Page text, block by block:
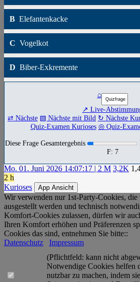
B Elefantenkacke
C Vogelkot
D Biber-Exkremente
⌂
↗ Live-
⇄ Nächste ▧ Nächste mit Bild ↻ Nächste
Quiz-Examen Kurioses ◎ Quiz-
Diese Frage Gesamtergebnis
F: 7
Mo. 01. Juni 2026 14:07:17 | 2 M 3,2K
2 h
Kurioses
App Ansicht
Wir verwenden nur 1st-Party-Cookies, die
ausgestellt werden und technisch
Komfort-Cookies zulassen, dürfen wir
Ihren Komfort erhöhen und Präferenzen
Cookies das sind, entnehmen Sie bitte::
Datenschutz
Impressum
(Pflichtfeld: kann nicht
Notwendige Cookies helfen
nutzbar zu machen, indem